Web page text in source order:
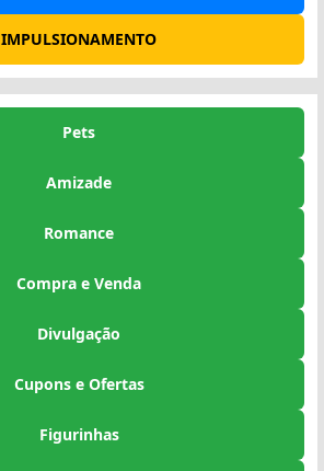
IMPULSIONAMENTO
Pets
Amizade
Romance
Compra e Venda
Divulgação
Cupons e Ofertas
Figurinhas